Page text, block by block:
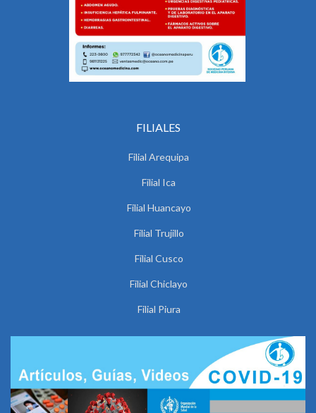
FILIALES
Filial Arequipa
Filial Ica
Filial Huancayo
Filial Trujillo
Filial Cusco
Filial Chiclayo
Filial Piura